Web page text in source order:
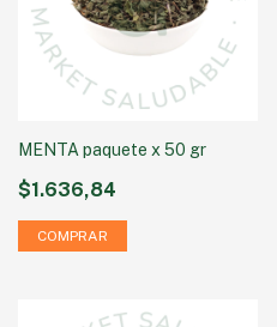
MENTA paquete x 50 gr
$1.636,84